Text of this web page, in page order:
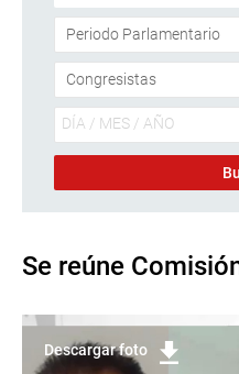
Se reúne
Descargar foto